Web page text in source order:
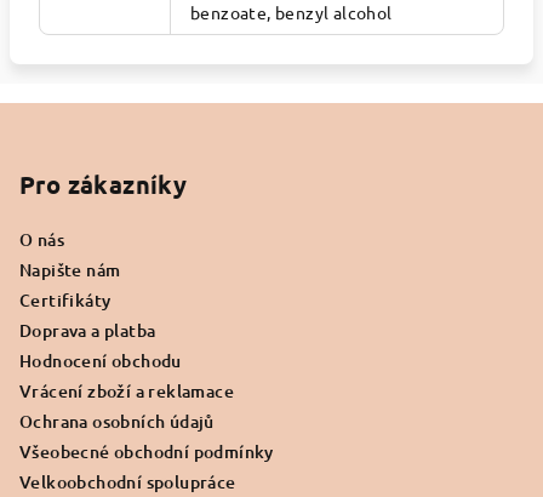
benzoate, benzyl alcohol
Pro zákazníky
O nás
Napište nám
Certifikáty
Doprava a platba
Hodnocení obchodu
Vrácení zboží a reklamace
Ochrana osobních údajů
Všeobecné obchodní podmínky
Velkoobchodní spolupráce